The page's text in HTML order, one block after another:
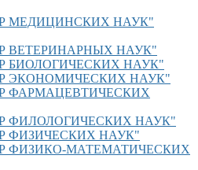
МЕДИЦИНСКИХ НАУК"
ВЕТЕРИНАРНЫХ НАУК"
БИОЛОГИЧЕСКИХ НАУК"
ЭКОНОМИЧЕСКИХ НАУК"
ФАРМАЦЕВТИЧЕСКИХ
ФИЛОЛОГИЧЕСКИХ НАУК"
ФИЗИЧЕСКИХ НАУК"
ФИЗИКО-МАТЕМАТИЧЕСКИХ